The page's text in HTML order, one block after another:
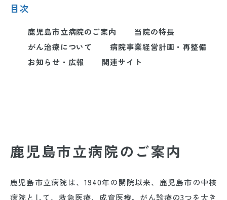
目次
鹿児島市立病院のご案内
当院の特長
がん治療について
病院事業経営計画・再整備
お知らせ・広報
関連サイト
鹿児島市立病院の ご案内
鹿児島市立病院は、1940年の開院以来、鹿児島市の中核
病院として、救急医療、成育医療，がん診療の3つを大き